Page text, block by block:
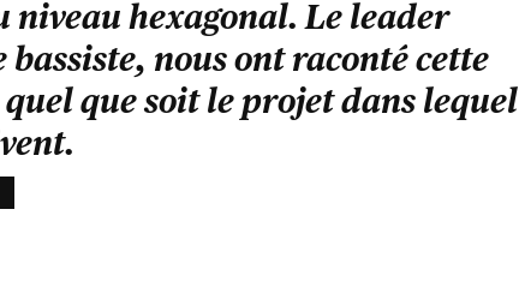
niveau hexagonal. Le leader
nous ont raconté cette
que soit le projet dans lequel